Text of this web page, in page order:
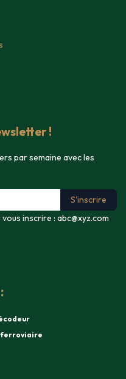
!
par semaine avec les
S'inscrire
inscrire : abc@xyz.com
ferroviaire